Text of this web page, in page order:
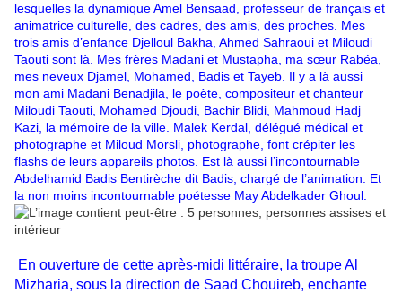
lesquelles la dynamique Amel Bensaad, professeur de français et
animatrice culturelle, des cadres, des amis, des proches. Mes
trois amis d’enfance Djelloul Bakha, Ahmed Sahraoui et Miloudi
Taouti sont là. Mes frères Madani et Mustapha, ma sœur Rabéa,
mes neveux Djamel, Mohamed, Badis et Tayeb. Il y a là aussi
mon ami Madani Benadjila, le poète, compositeur et chanteur
Miloudi Taouti, Mohamed Djoudi, Bachir Blidi, Mahmoud Hadj
Kazi, la mémoire de la ville. Malek Kerdal, délégué médical et
photographe et Miloud Morsli, photographe, font crépiter les
flashs de leurs appareils photos. Est là aussi l’incontournable
Abdelhamid Badis Bentirèche dit Badis, chargé de l’animation. Et
la non moins incontournable poétesse May Abdelkader Ghoul.
En ouverture de cette après-midi littéraire, la troupe Al
Mizharia, sous la direction de Saad Chouireb, enchante